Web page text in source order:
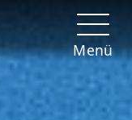
Menü